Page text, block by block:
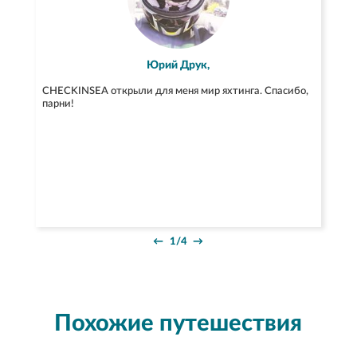
Юрий Друк,
CHECKINSEA открыли для меня мир яхтинга. Спасибо,
парни!
← 1/4 →
Похожие путешествия